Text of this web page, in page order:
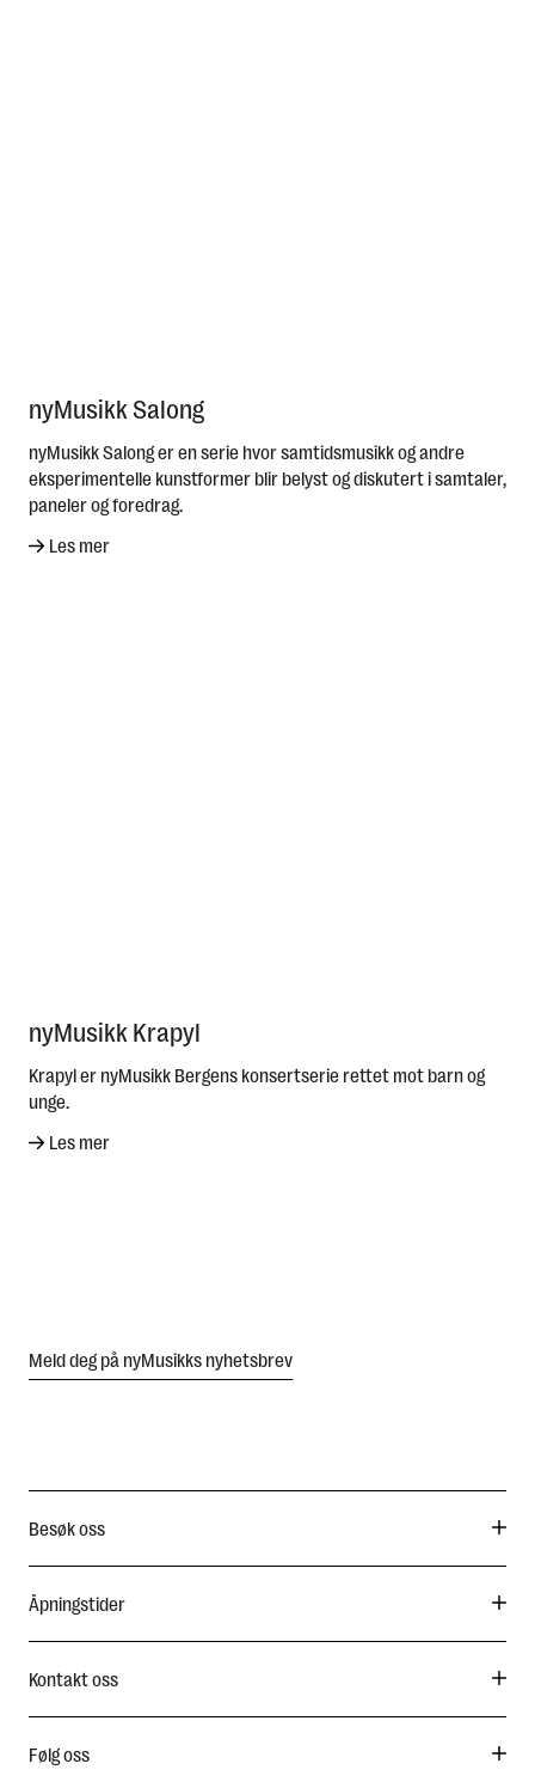
nyMusikk Salong
nyMusikk Salong er en serie hvor samtidsmusikk og andre
eksperimentelle kunstformer blir belyst og diskutert i samtaler,
paneler og foredrag.
Les mer
nyMusikk Krapyl
Krapyl er nyMusikk Bergens konsertserie rettet mot barn og
unge.
Les mer
Meld deg på nyMusikks nyhetsbrev
Besøk oss
Åpningstider
Kontakt oss
Følg oss